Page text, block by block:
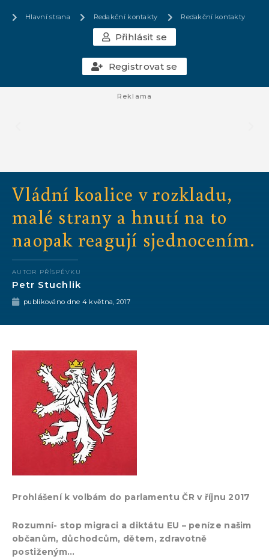
Hlavní strana Redakční kontakty Redakční kontakty
Přihlásit se
Registrovat se
Reklama
Vládní koalice v rozkladu,
malé strany a hnutí na to
naopak reagují sjednocením.
AUTOR PŘÍSPĚVKU
Petr Stuchlik
publikováno dne 4 května, 2017
Prohlášení k volbám do parlamentu ČR v říjnu 2017
Rozumní- stop migraci a diktátu EU – peníze našim
občanům, důchodcům, dětem, zdravotně
postiženým…